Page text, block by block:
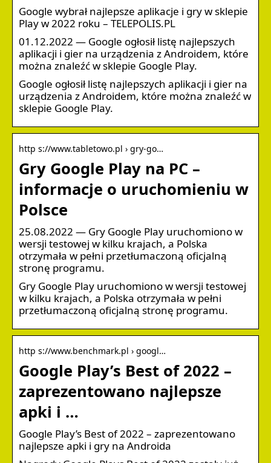
Google wybrał najlepsze aplikacje i gry w sklepie
Play w 2022 roku – TELEPOLIS.PL
01.12.2022 — Google ogłosił listę najlepszych
aplikacji i gier na urządzenia z Androidem, które
można znaleźć w sklepie Google Play.
Google ogłosił listę najlepszych aplikacji i gier na
urządzenia z Androidem, które można znaleźć w
sklepie Google Play.
http s://www.tabletowo.pl › gry-go…
Gry Google Play na PC –
informacje o uruchomieniu w
Polsce
25.08.2022 — Gry Google Play uruchomiono w
wersji testowej w kilku krajach, a Polska
otrzymała w pełni przetłumaczoną oficjalną
stronę programu.
Gry Google Play uruchomiono w wersji testowej
w kilku krajach, a Polska otrzymała w pełni
przetłumaczoną oficjalną stronę programu.
http s://www.benchmark.pl › googl…
Google Play’s Best of 2022 –
zaprezentowano najlepsze
apki i …
Google Play’s Best of 2022 – zaprezentowano
najlepsze apki i gry na Androida